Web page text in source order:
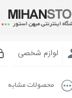
لوازم شخصی
محصولات مشابه